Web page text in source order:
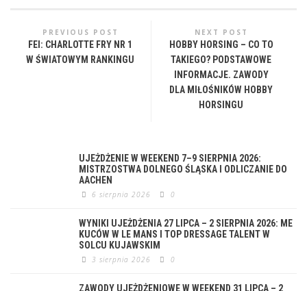
PREVIOUS POST
FEI: CHARLOTTE FRY NR 1
W ŚWIATOWYM RANKINGU
NEXT POST
HOBBY HORSING – CO TO
TAKIEGO? PODSTAWOWE
INFORMACJE. ZAWODY
DLA MIŁOŚNIKÓW HOBBY
HORSINGU
UJEŻDŻENIE W WEEKEND 7–9 SIERPNIA 2026:
MISTRZOSTWA DOLNEGO ŚLĄSKA I ODLICZANIE DO
AACHEN
6 sierpnia 2026 0
WYNIKI UJEŻDŻENIA 27 LIPCA – 2 SIERPNIA 2026: ME
KUCÓW W LE MANS I TOP DRESSAGE TALENT W
SOLCU KUJAWSKIM
3 sierpnia 2026 0
ZAWODY UJEŻDŻENIOWE W WEEKEND 31 LIPCA – 2